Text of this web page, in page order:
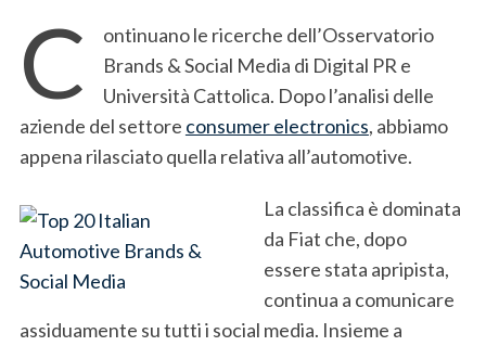
C
ontinuano le ricerche dell’Osservatorio
Brands & Social Media di Digital PR e
Università Cattolica. Dopo l’analisi delle
aziende del settore consumer electronics, abbiamo
appena rilasciato quella relativa all’automotive.
La classifica è dominata
da Fiat che, dopo
essere stata apripista,
continua a comunicare
assiduamente su tutti i social media. Insieme a